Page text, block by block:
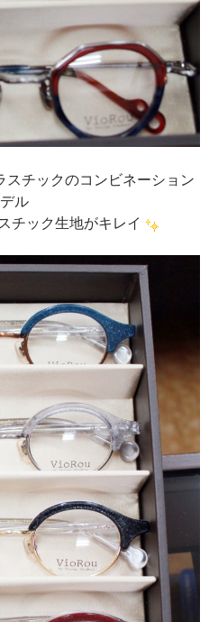
スチックのコンビネーション
ル
チック生地がキレイ